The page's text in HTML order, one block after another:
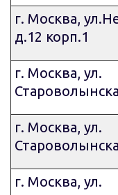
г. Москва,
д.12 корп.1
г. Москва, ул.
г. Москва, ул.
г. Москва, ул.